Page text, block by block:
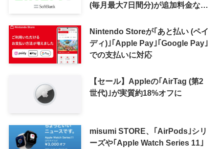
(毎月最大7日間分)が追加料金なし
Nintendo Storeが｢あと払い (ペイ
ディ)｣｢Apple Pay｣｢Google Pay｣
での支払いに対応
【セール】Appleの｢AirTag (第2
世代)｣が実質約18%オフに
misumi STORE、｢AirPods｣シリ
ーズや｢Apple Watch Series 11｣